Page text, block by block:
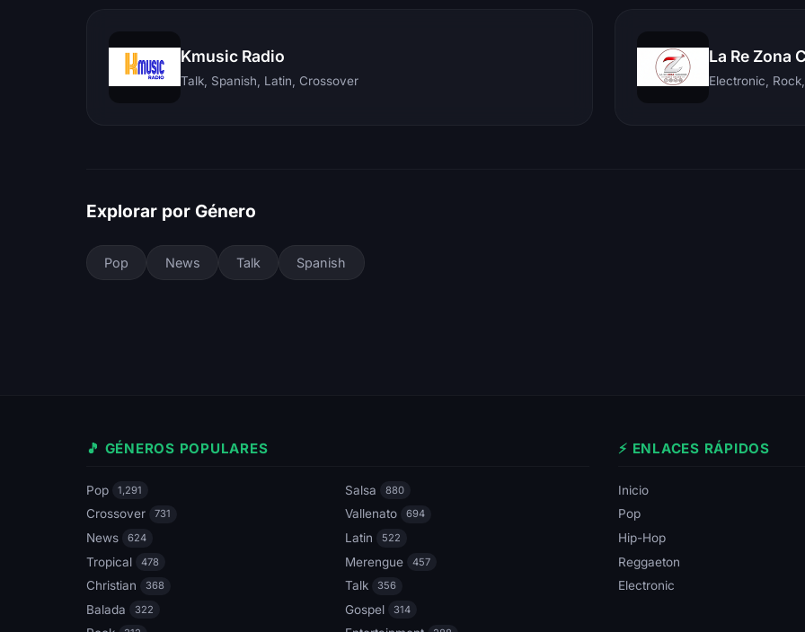
Kmusic Radio
Talk, Spanish, Latin, Crossover
La Re Zona
Explorar por Género
Pop News Talk Spanish
🎵 GÉNEROS POPULARES
Pop 1,291 Salsa 880
Crossover 731 Vallenato 694
News 624 Latin 522
Tropical 478 Merengue 457
Christian 368 Talk 356
Balada 322 Gospel 314
⚡ ENLACES RÁPIDOS
Inicio
Pop
Hip-Hop
Reggaeton
Electronic